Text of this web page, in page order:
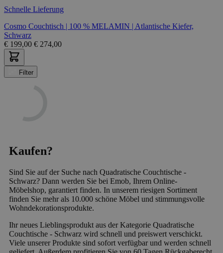
Schnelle Lieferung
Cosmo Couchtisch | 100 % MELAMIN | Atlantische Kiefer,
Schwarz
€ 199,00 € 274,00
Filter
Kaufen?
Sind Sie auf der Suche nach Quadratische Couchtische -
Schwarz? Dann werden Sie bei Emob, Ihrem Online-
Möbelshop, garantiert finden. In unserem riesigen Sortiment
finden Sie mehr als 10.000 schöne Möbel und stimmungsvolle
Wohndekorationsprodukte.
Ihr neues Lieblingsprodukt aus der Kategorie Quadratische
Couchtische - Schwarz wird schnell und preiswert verschickt.
Viele unserer Produkte sind sofort verfügbar und werden schnell